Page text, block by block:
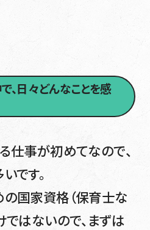
、日々どんなことを感
仕事が初めてなので、
です。
国家資格（保育士な
ではないので、まずは